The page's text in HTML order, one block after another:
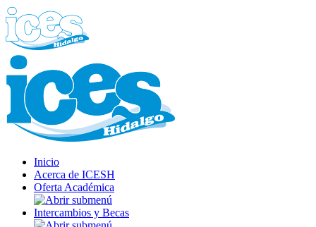
Inicio
Acerca de ICESH
Oferta Académica
Intercambios y Becas